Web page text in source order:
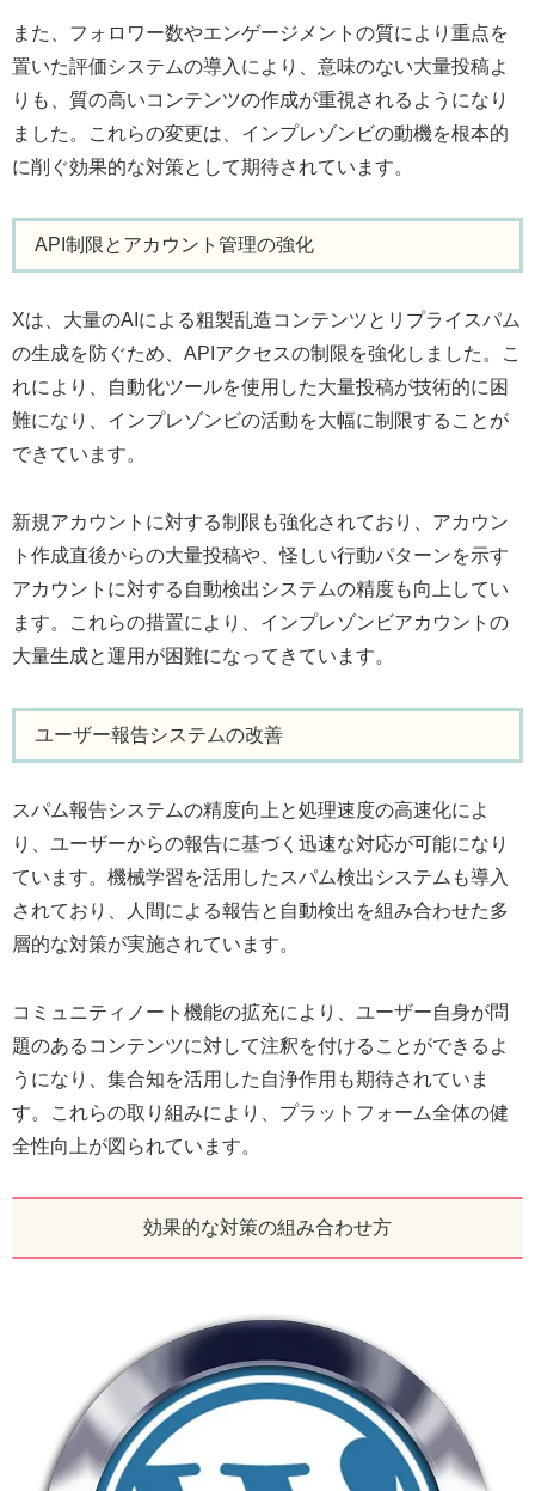
また、フォロワー数やエンゲージメントの質により重点を
置いた評価システムの導入により、意味のない大量投稿よ
りも、質の高いコンテンツの作成が重視されるようになり
ました。これらの変更は、インプレゾンビの動機を根本的
に削ぐ効果的な対策として期待されています。
API制限とアカウント管理の強化
Xは、大量のAIによる粗製乱造コンテンツとリプライスパム
の生成を防ぐため、APIアクセスの制限を強化しました。こ
れにより、自動化ツールを使用した大量投稿が技術的に困
難になり、インプレゾンビの活動を大幅に制限することが
できています。
新規アカウントに対する制限も強化されており、アカウン
ト作成直後からの大量投稿や、怪しい行動パターンを示す
アカウントに対する自動検出システムの精度も向上してい
ます。これらの措置により、インプレゾンビアカウントの
大量生成と運用が困難になってきています。
ユーザー報告システムの改善
スパム報告システムの精度向上と処理速度の高速化によ
り、ユーザーからの報告に基づく迅速な対応が可能になり
ています。機械学習を活用したスパム検出システムも導入
されており、人間による報告と自動検出を組み合わせた多
層的な対策が実施されています。
コミュニティノート機能の拡充により、ユーザー自身が問
題のあるコンテンツに対して注釈を付けることができるよ
うになり、集合知を活用した自浄作用も期待されていま
す。これらの取り組みにより、プラットフォーム全体の健
全性向上が図られています。
効果的な対策の組み合わせ方